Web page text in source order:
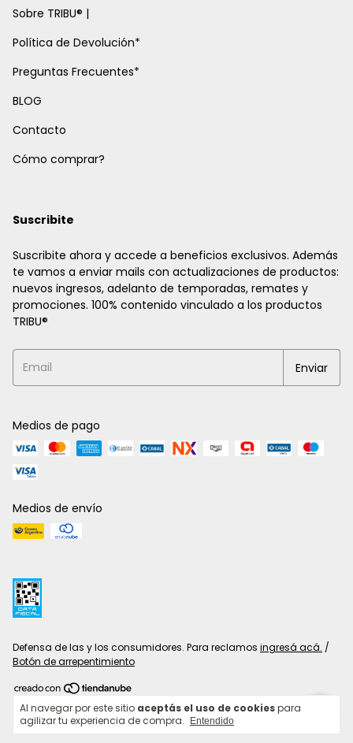
Al navegar por este sitio aceptás el uso de cookiespara
agilizar tu experiencia de compra.
Entendido
Sobre TRIBU® |
Política de Devolución*
Preguntas Frecuentes*
BLOG
Contacto
Cómo comprar?
Suscribite
Suscribite ahora y accede a beneficios exclusivos. Además
te vamos a enviar mails con actualizaciones de productos:
nuevos ingresos, adelanto de temporadas, remates y
promociones. 100% contenido vinculado a los productos
TRIBU®
Medios de pago
Medios de envío
Defensa de las y los consumidores. Para reclamos ingresá acá. /
Botón de arrepentimiento
Copyright TRIBU® - 2026. Todos los derechos reservados.